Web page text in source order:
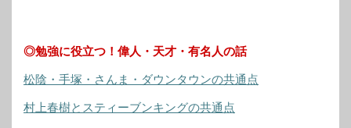
◎勉強に役立つ！偉人・天才・有名人の話
松陰・手塚・さんま・ダウンタウンの共通点
村上春樹とスティーブンキングの共通点